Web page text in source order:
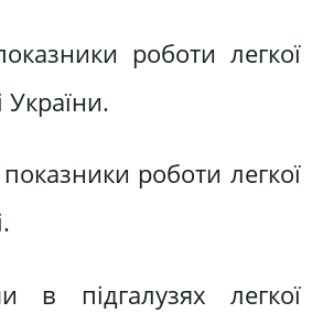
роботи легкої
України.
роботи легкої
в підгалузях легкої